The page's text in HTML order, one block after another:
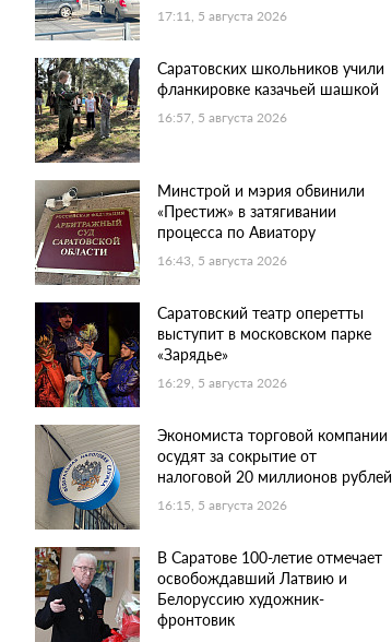
17:11, 5 августа 2026
Саратовских школьников учили
фланкировке казачьей шашкой
16:57, 5 августа 2026
Минстрой и мэрия обвинили
«Престиж» в затягивании
процесса по Авиатору
16:43, 5 августа 2026
Саратовский театр оперетты
выступит в московском парке
«Зарядье»
16:29, 5 августа 2026
Экономиста торговой компании
осудят за сокрытие от
налоговой 20 миллионов рублей
16:15, 5 августа 2026
В Саратове 100-летие отмечает
освобождавший Латвию и
Белоруссию художник-
фронтовик